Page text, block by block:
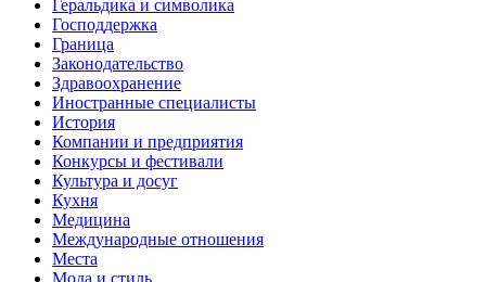
Геральдика и символика
Господдержка
Граница
Законодательство
Здравоохранение
Иностранные специалисты
История
Компании и предприятия
Конкурсы и фестивали
Культура и досуг
Кухня
Медицина
Международные отношения
Места
Мода и стиль